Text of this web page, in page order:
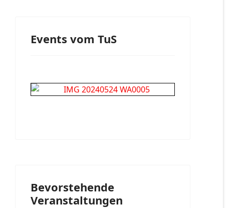
Events vom TuS
Bevorstehende
Veranstaltungen